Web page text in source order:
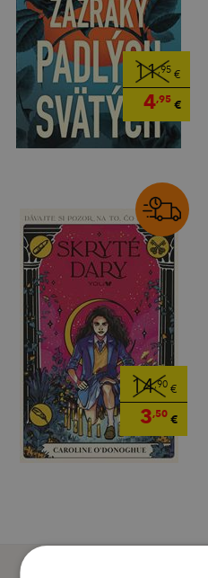
11,95€
4,95€
14,90 €
3,50 €